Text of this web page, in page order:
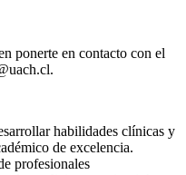
ponerte en contacto con el
habilidades clínicas y
de excelencia.
profesionales